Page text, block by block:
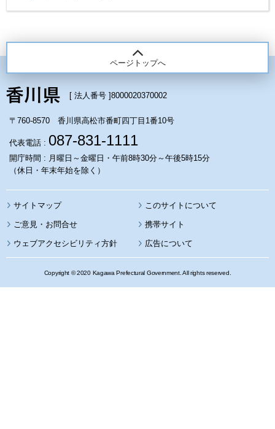
ページトップへ
[ 法人番号 ]8000020370002
〒760-8570 香川県高松市番町四丁目1番10号
代表電話 : 087-831-1111
開庁時間 : 月曜日～金曜日・午前8時30分～午後5時15分
（休日・年末年始を除く）
サイトマップ このサイトについて
携帯サイト
ウェブアクセシビリティ方針 広告について
Copyright © 2020 Kagawa Prefectural Government. All rights reserved.